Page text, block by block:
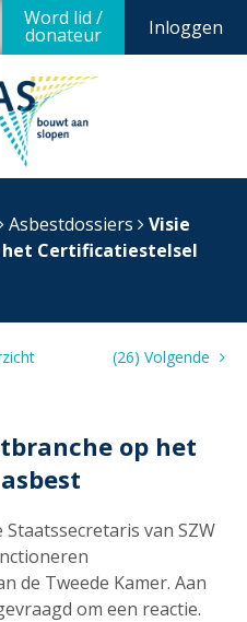
Inloggen
Word lid /
donateur
Asbestdossiers
Visie
het Certificatiestelsel
(26) Volgende
op het
van SZW
de Tweede Kamer. Aan
om een reactie.